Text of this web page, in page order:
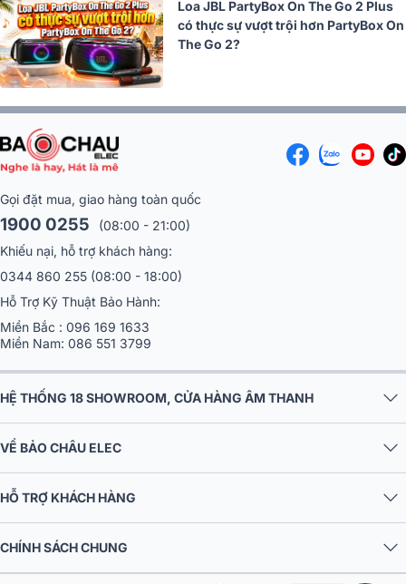
Loa JBL PartyBox On The Go 2 Plus
có thực sự vượt trội hơn PartyBox On
The Go 2?
Gọi đặt mua, giao hàng toàn quốc
1900 0255
(08:00 - 21:00)
Khiếu nại, hỗ trợ khách hàng:
0344 860 255 (08:00 - 18:00)
Hỗ Trợ Kỹ Thuật Bảo Hành:
Miền Bắc : 096 169 1633
Miền Nam: 086 551 3799
HỆ THỐNG 18 SHOWROOM, CỬA HÀNG ÂM THANH
VỀ BẢO CHÂU ELEC
HỖ TRỢ KHÁCH HÀNG
CHÍNH SÁCH CHUNG